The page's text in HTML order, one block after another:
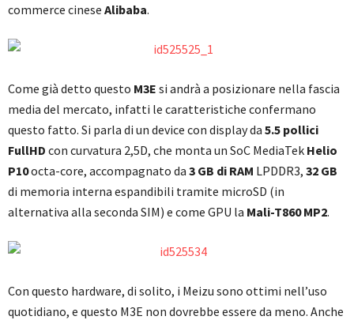
commerce cinese Alibaba.
Come già detto questo M3E si andrà a posizionare nella fascia
media del mercato, infatti le caratteristiche confermano
questo fatto. Si parla di un device con display da 5.5 pollici
FullHD con curvatura 2,5D, che monta un SoC MediaTek Helio
P10octa-core, accompagnato da 3 GB di RAM LPDDR3, 32 GB
di memoria interna espandibili tramite microSD (in
alternativa alla seconda SIM) e come GPU la Mali-T860 MP2.
Con questo hardware, di solito, i Meizu sono ottimi nell’uso
quotidiano, e questo M3E non dovrebbe essere da meno. Anche